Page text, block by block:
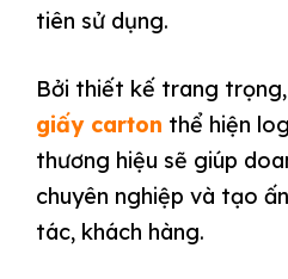
tiên sử dụng.
Bởi thiết kế trang
giấy carton thể hiện
thương hiệu sẽ giúp
chuyên nghiệp và tạo
tác, khách hàng.